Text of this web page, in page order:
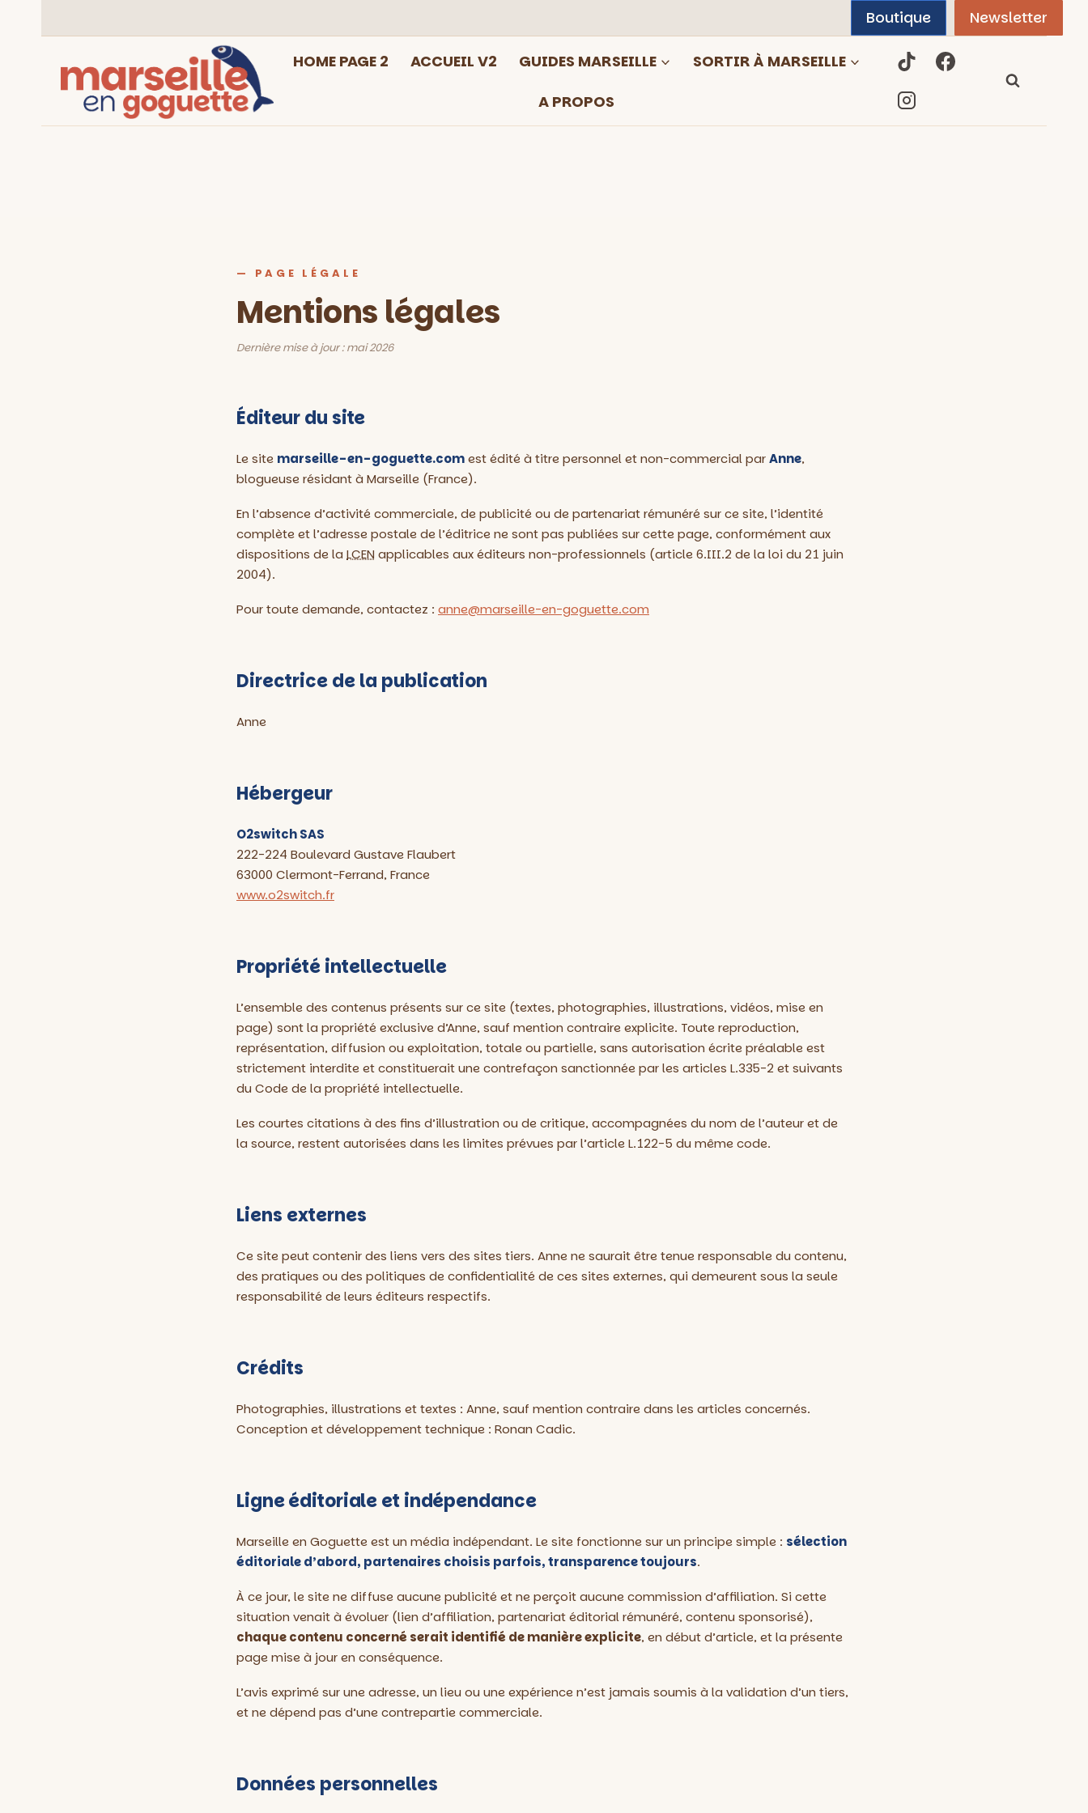
Boutique Newsletter
HOME PAGE 2 ACCUEIL V2 GUIDES MARSEILLE SORTIR À MARSEILLE
A PROPOS
— PAGE LÉGALE
Mentions légales
Dernière mise à jour : mai 2026
Éditeur du site
Le site marseille-en-goguette.comest édité à titre personnel et non-commercial parAnne,
blogueuse résidant à Marseille (France).
En l’absence d’activité commerciale, de publicité ou de partenariat rémunéré sur ce site, l’identité
complète et l’adresse postale de l’éditrice ne sont pas publiées sur cette page, conformément aux
dispositions de la LCEN applicables aux éditeurs non-professionnels (article 6.III.2 de la loi du 21 juin
2004).
Pour toute demande, contactez : anne@marseille-en-goguette.com
Directrice de la publication
Anne
Hébergeur
O2switch SAS
222-224 Boulevard Gustave Flaubert
63000 Clermont-Ferrand, France
www.o2switch.fr
Propriété intellectuelle
L’ensemble des contenus présents sur ce site (textes, photographies, illustrations, vidéos, mise en
page) sont la propriété exclusive d’Anne, sauf mention contraire explicite. Toute reproduction,
représentation, diffusion ou exploitation, totale ou partielle, sans autorisation écrite préalable est
strictement interdite et constituerait une contrefaçon sanctionnée par les articles L.335-2 et suivants
du Code de la propriété intellectuelle.
Les courtes citations à des fins d’illustration ou de critique, accompagnées du nom de l’auteur et de
la source, restent autorisées dans les limites prévues par l’article L.122-5 du même code.
Liens externes
Ce site peut contenir des liens vers des sites tiers. Anne ne saurait être tenue responsable du contenu,
des pratiques ou des politiques de confidentialité de ces sites externes, qui demeurent sous la seule
responsabilité de leurs éditeurs respectifs.
Crédits
Photographies, illustrations et textes : Anne, sauf mention contraire dans les articles concernés.
Conception et développement technique : Ronan Cadic.
Ligne éditoriale et indépendance
Marseille en Goguette est un média indépendant. Le site fonctionne sur un principe simple : sélection
éditoriale d’abord, partenaires choisis parfois, transparence toujours.
À ce jour, le site ne diffuse aucune publicité et ne perçoit aucune commission d’affiliation. Si cette
situation venait à évoluer (lien d’affiliation, partenariat éditorial rémunéré, contenu sponsorisé),
chaque contenu concerné serait identifié de manière explicite, en début d’article, et la présente
page mise à jour en conséquence.
L’avis exprimé sur une adresse, un lieu ou une expérience n’est jamais soumis à la validation d’un tiers,
et ne dépend pas d’une contrepartie commerciale.
Données personnelles